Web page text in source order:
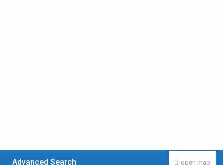
open map
Advanced Search